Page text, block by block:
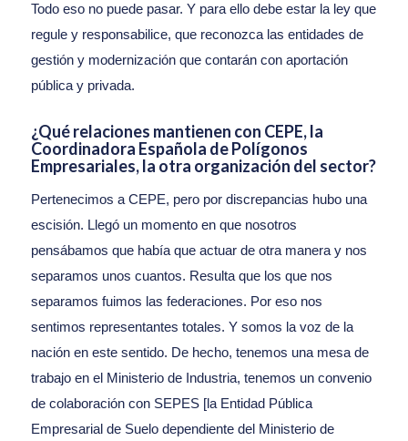
Todo eso no puede pasar. Y para ello debe estar la ley que
regule y responsabilice, que reconozca las entidades de
gestión y modernización que contarán con aportación
pública y privada.
¿Qué relaciones mantienen con CEPE, la
Coordinadora Española de Polígonos
Empresariales, la otra organización del sector?
Pertenecimos a CEPE, pero por discrepancias hubo una
escisión. Llegó un momento en que nosotros
pensábamos que había que actuar de otra manera y nos
separamos unos cuantos. Resulta que los que nos
separamos fuimos las federaciones. Por eso nos
sentimos representantes totales. Y somos la voz de la
nación en este sentido. De hecho, tenemos una mesa de
trabajo en el Ministerio de Industria, tenemos un convenio
de colaboración con SEPES [la Entidad Pública
Empresarial de Suelo dependiente del Ministerio de